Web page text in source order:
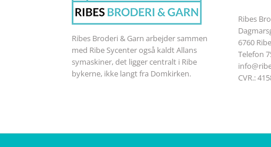
Ribes Broderi & Garn arbejder sammen
med Ribe Sycenter også kaldt Allans
symaskiner, det ligger centralt i Ribe
bykerne, ikke langt fra Domkirken.
Ribes
6760 Ribe
Telefon
CVR.: